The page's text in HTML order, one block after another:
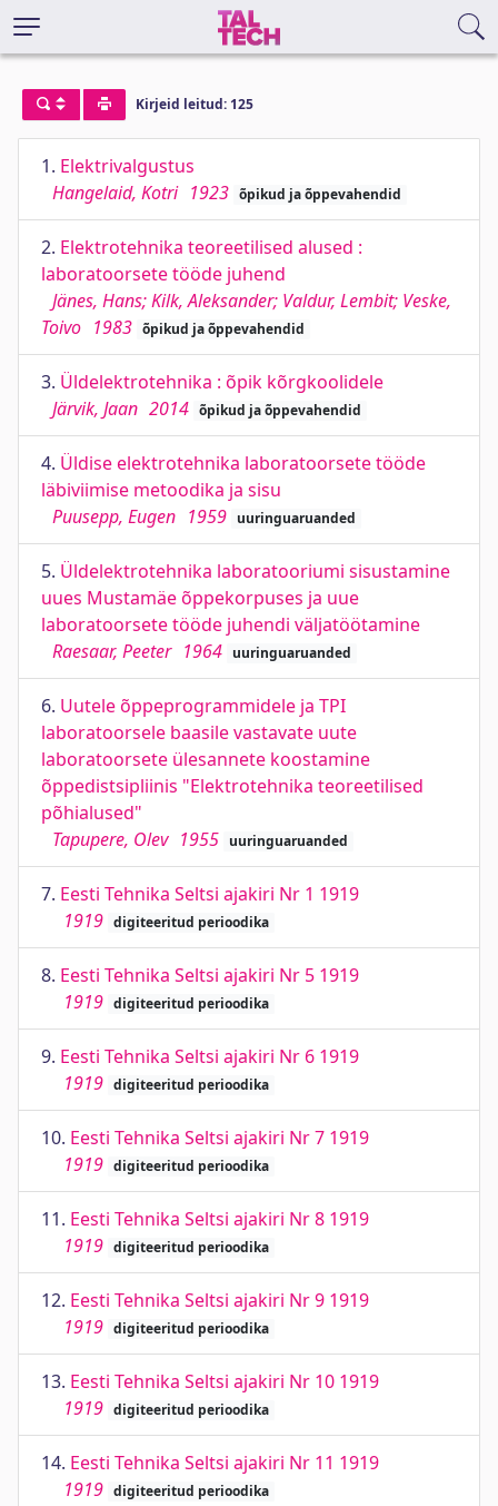
Kirjeid leitud: 125
1. Elektrivalgustus
Hangelaid, Kotri 1923 õpikud ja õppevahendid
2. Elektrotehnika teoreetilised alused :
laboratoorsete tööde juhend
Jänes, Hans; Kilk, Aleksander; Valdur, Lembit; Veske,
Toivo 1983 õpikud ja õppevahendid
3. Üldelektrotehnika : õpik kõrgkoolidele
Järvik, Jaan 2014 õpikud ja õppevahendid
4. Üldise elektrotehnika laboratoorsete tööde
läbiviimise metoodika ja sisu
Puusepp, Eugen 1959 uuringuaruanded
5. Üldelektrotehnika laboratooriumi sisustamine
uues Mustamäe õppekorpuses ja uue
laboratoorsete tööde juhendi väljatöötamine
Raesaar, Peeter 1964 uuringuaruanded
6. Uutele õppeprogrammidele ja TPI
laboratoorsele baasile vastavate uute
laboratoorsete ülesannete koostamine
õppedistsipliinis "Elektrotehnika teoreetilised
põhialused"
Tapupere, Olev 1955 uuringuaruanded
7. Eesti Tehnika Seltsi ajakiri Nr 1 1919
1919 digiteeritud perioodika
8. Eesti Tehnika Seltsi ajakiri Nr 5 1919
1919 digiteeritud perioodika
9. Eesti Tehnika Seltsi ajakiri Nr 6 1919
1919 digiteeritud perioodika
10. Eesti Tehnika Seltsi ajakiri Nr 7 1919
1919 digiteeritud perioodika
11. Eesti Tehnika Seltsi ajakiri Nr 8 1919
1919 digiteeritud perioodika
12. Eesti Tehnika Seltsi ajakiri Nr 9 1919
1919 digiteeritud perioodika
13. Eesti Tehnika Seltsi ajakiri Nr 10 1919
1919 digiteeritud perioodika
14. Eesti Tehnika Seltsi ajakiri Nr 11 1919
1919 digiteeritud perioodika